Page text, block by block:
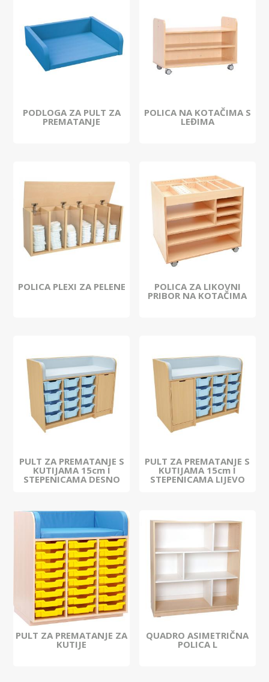
PODLOGA ZA PULT ZA
PREMATANJE
POLICA NA KOTAČIMA S
LEĐIMA
POLICA PLEXI ZA PELENE POLICA ZA LIKOVNI
PRIBOR NA KOTAČIMA
PULT ZA PREMATANJE S
KUTIJAMA 15cm I
STEPENICAMA DESNO
PULT ZA PREMATANJE S
KUTIJAMA 15cm I
STEPENICAMA LIJEVO
PULT ZA PREMATANJE ZA
KUTIJE
QUADRO ASIMETRIČNA
POLICA L